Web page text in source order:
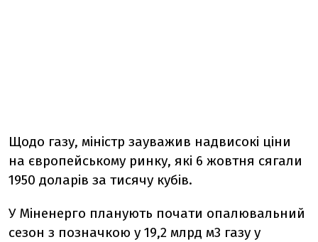
Щодо газу, міністр зауважив надвисокі ціни
на європейському ринку, які 6 жовтня сягали
1950 доларів за тисячу кубів.
У Міненерго планують почати опалювальний
сезон з позначкою у 19,2 млрд м3 газу у